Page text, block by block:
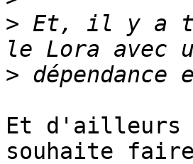
> Et, il y a
>
Et d'ailleurs
souhaite